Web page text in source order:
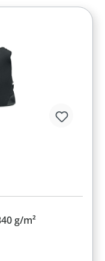
g/m²